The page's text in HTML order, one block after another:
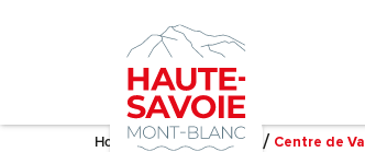
Home – Ik bereid me voor Centre de